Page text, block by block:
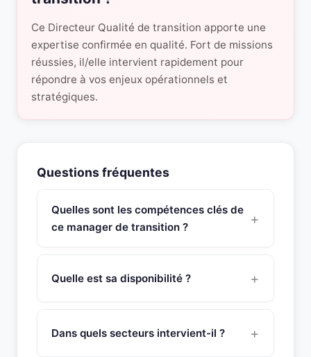
Ce Directeur Qualité de transition apporte une
expertise confirmée en qualité. Fort de missions
réussies, il/elle intervient rapidement pour
répondre à vos enjeux opérationnels et
stratégiques.
Questions fréquentes
Quelles sont les compétences clés de
ce manager de transition ?
possède une expertise approfondie en qualité,
relais direction « Qualité interne » et « Système de
Quelle est sa disponibilité ?
heures pour une mission de management de
Dans quels secteurs intervient-il ?